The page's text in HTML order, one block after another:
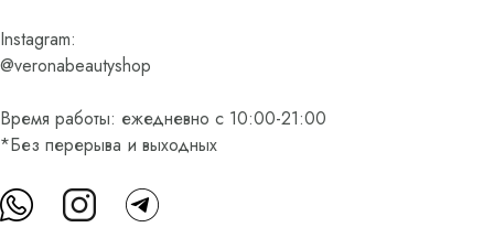
Instagram:
@veronabeautyshop
Время работы: ежедневно с 10:00-21:00
*Без перерыва и выходных